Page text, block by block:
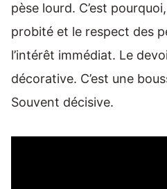
pèse lourd. C’est
probité et le respect des
l’intérêt immédiat. Le
décorative. C’est une
Souvent décisive.